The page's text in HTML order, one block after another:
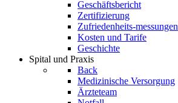
Geschäftsbericht
Zertifizierung
Zufriedenheits-messungen
Kosten und Tarife
Geschichte
Spital und Praxis
Back
Medizinische Versorgung
Ärzteteam